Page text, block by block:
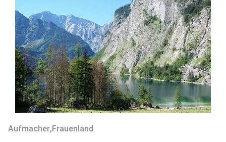
Aufmacher,Frauenland